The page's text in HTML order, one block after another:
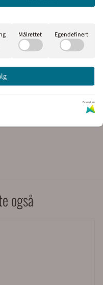
uke. Haster det med
kommune (ca 5 mil
også
Målrettet Egendefinert
Drevet av